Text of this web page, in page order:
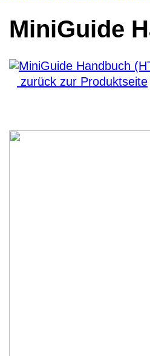
MiniGuide
zurück zur Produktseite